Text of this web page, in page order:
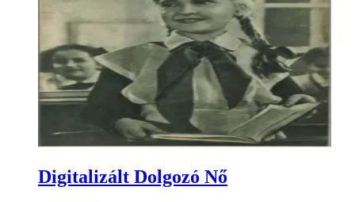
Digitalizált Dolgozó Nő